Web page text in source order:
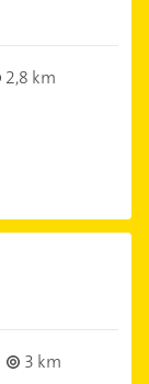
2,8 km
3 km